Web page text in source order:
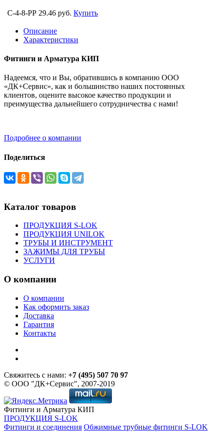
C-4-8-PP 29.46 руб. Купить
Описание
Характеристики
Фитинги и Арматура КИП
Надеемся, что и Вы, обратившись в компанию ООО
«ДК+Сервис», как и большинство наших постоянных
клиентов, оцените высокое качество продукции и
преимущества дальнейшего сотрудничества с нами!
Подробнее о компании
Поделиться
Каталог товаров
ПРОДУКЦИЯ S-LOK
ПРОДУКЦИЯ UNILOK
ТРУБЫ И ИНСТРУМЕНТ
ЗАЖИМЫ ДЛЯ ТРУБЫ
УСЛУГИ
О компании
О компании
Как оформить заказ
Доставка
Гарантия
Контакты
Свяжитесь с нами: +7 (495) 507 70 97
© ООО "ДК+Сервис", 2007-2019
Фитинги и Арматура КИП
ПРОДУКЦИЯ S-LOK
Фитинги и соединения Обжимные трубные фитинги S-LOK